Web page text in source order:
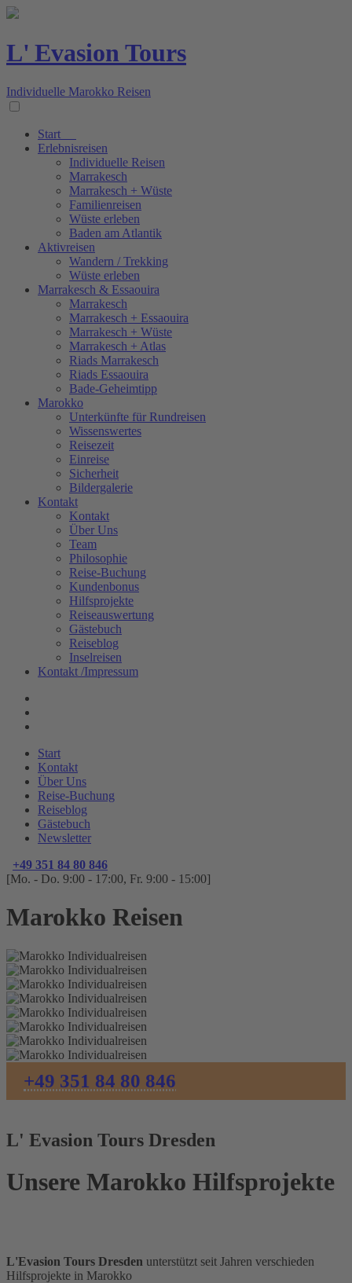
L' Evasion Tours
Individuelle Marokko Reisen
Start
Erlebnisreisen
Individuelle Reisen
Marrakesch
Marrakesch + Wüste
Familienreisen
Wüste erleben
Baden am Atlantik
Aktivreisen
Wandern / Trekking
Wüste erleben
Marrakesch & Essaouira
Marrakesch
Marrakesch + Essaouira
Marrakesch + Wüste
Marrakesch + Atlas
Riads Marrakesch
Riads Essaouira
Bade-Geheimtipp
Marokko
Unterkünfte für Rundreisen
Wissenswertes
Reisezeit
Einreise
Sicherheit
Bildergalerie
Kontakt
Kontakt
Über Uns
Team
Philosophie
Reise-Buchung
Kundenbonus
Hilfsprojekte
Reiseauswertung
Gästebuch
Reiseblog
Inselreisen
Kontakt /Impressum
Start
Kontakt
Über Uns
Reise-Buchung
Reiseblog
Gästebuch
Newsletter
+49 351 84 80 846
[Mo. - Do. 9:00 - 17:00, Fr. 9:00 - 15:00]
Marokko Reisen
+49 351 84 80 846
L' Evasion Tours Dresden
Unsere Marokko Hilfsprojekte
L'Evasion Tours Dresden unterstützt seit Jahren verschieden
Hilfsprojekte in Marokko